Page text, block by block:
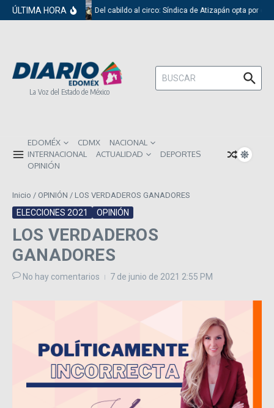
Saltar al contenido
ÚLTIMA HORA Del cabildo al circo: Síndica de Atizapán opta por el
La Voz del Estado de México
Buscar:
EDOMÉX CDMX
NACIONAL
INTERNACIONAL
ACTUALIDAD
DEPORTES
OPINIÓN
Inicio / OPINIÓN / LOS VERDADEROS GANADORES
ELECCIONES 2O21 OPINIÓN
LOS VERDADEROS
GANADORES
No hay comentarios 7 de junio de 2021 2:55 PM